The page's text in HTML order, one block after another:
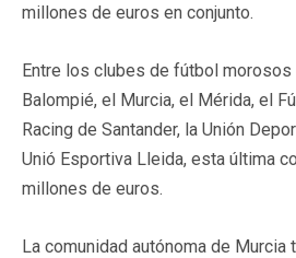
millones de euros en conjunto.
Entre los clubes de fútbol
Balompié, el Murcia, el Mérida, el
Racing de Santander, la Unión
Unió Esportiva Lleida, esta última
millones de euros.
La comunidad autónoma de Murcia